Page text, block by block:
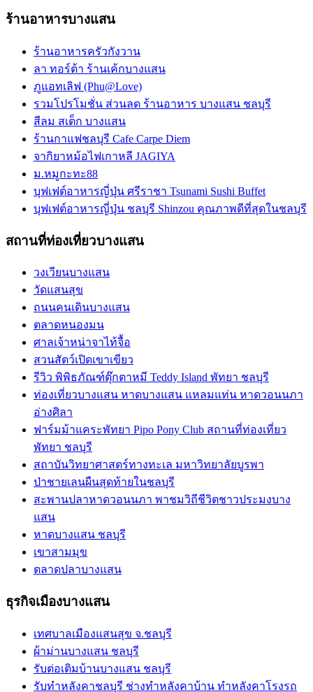
ร้านอาหารบางแสน
ร้านอาหารครัวกังวาน
ลา ทอร์ต้า ร้านเค้กบางแสน
ภูแอทเลิฟ (Phu@Love)
รวมโปรโมชั่น ส่วนลด ร้านอาหาร บางแสน ชลบุรี
สีลม สเต็ก บางแสน
ร้านกาแฟชลบุรี Cafe Carpe Diem
จากิยาหม้อไฟเกาหลี JAGIYA
ม.หมูกะทะ88
บุฟเฟต์อาหารญี่ปุ่น ศรีราชา Tsunami Sushi Buffet
บุฟเฟต์อาหารญี่ปุ่น ชลบุรี Shinzou คุณภาพดีที่สุดในชลบุรี
สถานที่ท่องเที่ยวบางแสน
วงเวียนบางแสน
วัดแสนสุข
ถนนคนเดินบางแสน
ตลาดหนองมน
ศาลเจ้าหน่าจาไท้จื้อ
สวนสัตว์เปิดเขาเขียว
รีวิว พิพิธภัณฑ์ตุ๊กตาหมี Teddy Island พัทยา ชลบุรี
ท่องเที่ยวบางแสน หาดบางแสน แหลมแท่น หาดวอนนภา
อ่างศิลา
ฟาร์มม้าแคระพัทยา Pipo Pony Club สถานที่ท่องเที่ยว
พัทยา ชลบุรี
สถาบันวิทยาศาสตร์ทางทะเล มหาวิทยาลัยบูรพา
ป่าชายเลนผืนสุดท้ายในชลบุรี
สะพานปลาหาดวอนนภา พาชมวิถีชีวิตชาวประมงบาง
แสน
หาดบางแสน ชลบุรี
เขาสามมุข
ตลาดปลาบางแสน
ธุรกิจเมืองบางแสน
เทศบาลเมืองแสนสุข จ.ชลบุรี
ผ้าม่านบางแสน ชลบุรี
รับต่อเติมบ้านบางแสน ชลบุรี
รับทำหลังคาชลบุรี ช่างทำหลังคาบ้าน ทำหลังคาโรงรถ